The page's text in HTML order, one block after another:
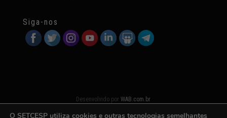
Siga-nos
Desenvolvido porWAB.com.br
O SETCESP utiliza cookies e outras tecnologias semelhantes